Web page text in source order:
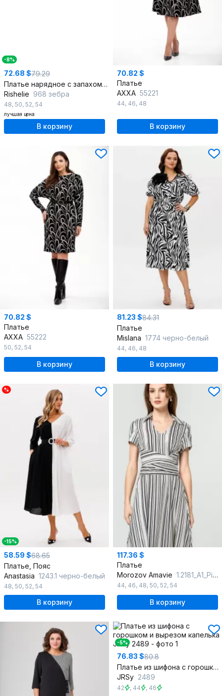
-8%
72.68 $79.29
Платье нарядное с запахом и коротким рукавом из текстиля
Rishelie 968 зебра
48, 50, 52, 54
лучшая цена
В корзину
70.82 $
Платье
AXXA 55221
44, 46, 48
В корзину
70.82 $
Платье
AXXA 55222
50, 52, 54
В корзину
81.23 $84.31
Платье
Mislana 1774 черно-белый
44, 46, 48
В корзину
%
-15%
58.59 $68.65
Платье, Пояс
Anastasia 1243.1 черно-белый
48, 50, 52, 54
В корзину
117.36 $
Платье
Morozov Amavie 1.2181_A1_Piper
44, 46, 48, 50, 52, 54
В корзину
-5%
76.83 $80.8
Платье из шифона с горошком и вырезом капелька
JRSy 2489
42 , 44 , 46